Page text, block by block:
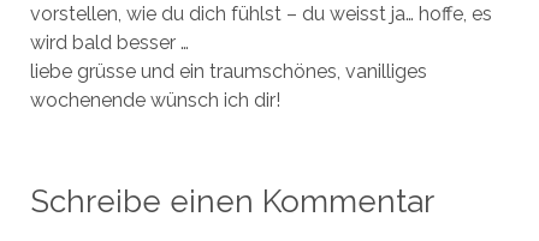
vorstellen, wie du dich fühlst – du weisst ja… hoffe, es
wird bald besser …
liebe grüsse und ein traumschönes, vanilliges
wochenende wünsch ich dir!
Schreibe einen Kommentar